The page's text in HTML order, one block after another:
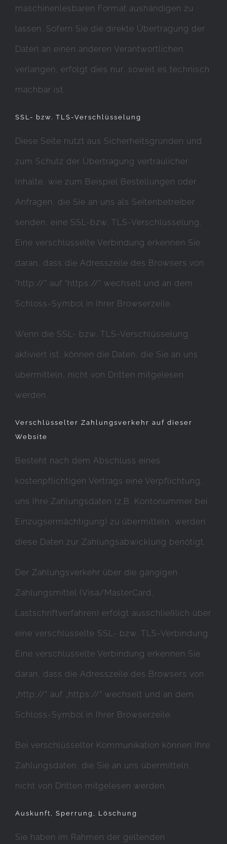
maschinenlesbaren Format aushändigen zu
lassen. Sofern Sie die direkte Übertragung der
Daten an einen anderen Verantwortlichen
verlangen, erfolgt dies nur, soweit es technisch
machbar ist.
SSL- bzw. TLS-Verschlüsselung
Diese Seite nutzt aus Sicherheitsgründen und
zum Schutz der Übertragung vertraulicher
Inhalte, wie zum Beispiel Bestellungen oder
Anfragen, die Sie an uns als Seitenbetreiber
senden, eine SSL-bzw. TLS-Verschlüsselung.
Eine verschlüsselte Verbindung erkennen Sie
daran, dass die Adresszeile des Browsers von
“http://” auf “https://” wechselt und an dem
Schloss-Symbol in Ihrer Browserzeile.
Wenn die SSL- bzw. TLS-Verschlüsselung
aktiviert ist, können die Daten, die Sie an uns
übermitteln, nicht von Dritten mitgelesen
werden.
Verschlüsselter Zahlungsverkehr auf dieser
Website
Besteht nach dem Abschluss eines
kostenpflichtigen Vertrags eine Verpflichtung,
uns Ihre Zahlungsdaten (z.B. Kontonummer bei
Einzugsermächtigung) zu übermitteln, werden
diese Daten zur Zahlungsabwicklung benötigt.
Der Zahlungsverkehr über die gängigen
Zahlungsmittel (Visa/MasterCard,
Lastschriftverfahren) erfolgt ausschließlich über
eine verschlüsselte SSL- bzw. TLS-Verbindung.
Eine verschlüsselte Verbindung erkennen Sie
daran, dass die Adresszeile des Browsers von
„http://“ auf „https://“ wechselt und an dem
Schloss-Symbol in Ihrer Browserzeile.
Bei verschlüsselter Kommunikation können Ihre
Zahlungsdaten, die Sie an uns übermitteln,
nicht von Dritten mitgelesen werden.
Auskunft, Sperrung, Löschung
Sie haben im Rahmen der geltenden